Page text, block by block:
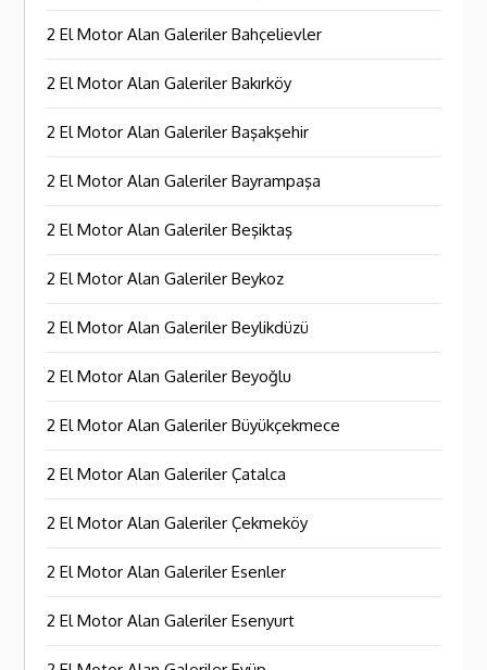
2 El Motor Alan Galeriler Bahçelievler
2 El Motor Alan Galeriler Bakırköy
2 El Motor Alan Galeriler Başakşehir
2 El Motor Alan Galeriler Bayrampaşa
2 El Motor Alan Galeriler Beşiktaş
2 El Motor Alan Galeriler Beykoz
2 El Motor Alan Galeriler Beylikdüzü
2 El Motor Alan Galeriler Beyoğlu
2 El Motor Alan Galeriler Büyükçekmece
2 El Motor Alan Galeriler Çatalca
2 El Motor Alan Galeriler Çekmeköy
2 El Motor Alan Galeriler Esenler
2 El Motor Alan Galeriler Esenyurt